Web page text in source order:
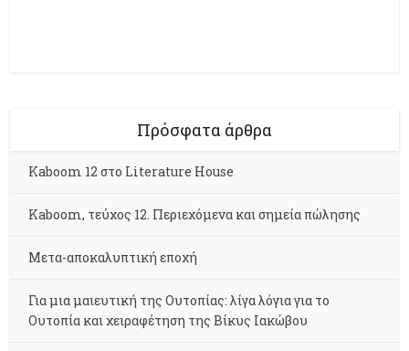
Πρόσφατα άρθρα
Kaboom 12 στο Literature House
Kaboom, τεύχος 12. Περιεχόμενα και σημεία πώλησης
Μετα-αποκαλυπτική εποχή
Για μια μαιευτική της Ουτοπίας: λίγα λόγια για το
Ουτοπία και χειραφέτηση της Βίκυς Ιακώβου